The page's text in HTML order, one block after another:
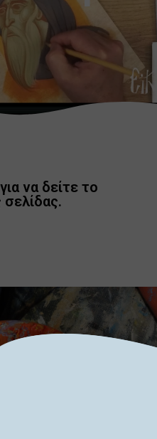
να δείτε το